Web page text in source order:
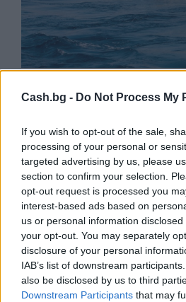
Cash.bg - Do Not Process My
If you wish to opt-out of the sale,
processing of your personal or
targeted advertising by us, please
section to confirm your selection.
opt-out request is processed you
interest-based ads based on
us or personal information
your opt-out. You may separately
disclosure of your personal
IAB’s list of downstream
also be disclosed by us to third
Downstream Participants that may
Френска инвестиция
изграждането на
между Гърция и Кипър
06.08.2026 / 17:06